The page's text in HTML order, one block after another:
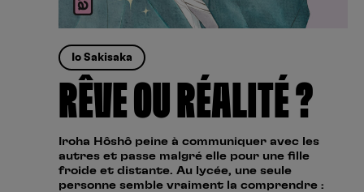
Io Sakisaka
RÊVE OU RÉALITÉ ?
Iroha Hôshô peine à communiquer avec les
autres et passe malgré elle pour une fille
froide et distante. Au lycée, une seule
personne semble vraiment la comprendre :